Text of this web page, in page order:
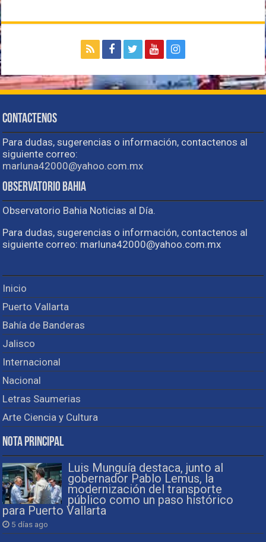
Contactenos
Para dudas, sugerencias o información, contactenos al
siguiente correo:
marluna42000@yahoo.com.mx
Observatorio Bahia
Observatorio Bahia Noticias al Día.
Para dudas, sugerencias o información, contactenos al
siguiente correo: marluna42000@yahoo.com.mx
Inicio
Puerto Vallarta
Bahía de Banderas
Jalisco
Internacional
Nacional
Letras Saumerias
Arte Ciencia y Cultura
Nota Principal
Luis Munguía destaca, junto al
gobernador Pablo Lemus, la
modernización del transporte
público como un paso histórico
para Puerto Vallarta
5 días ago